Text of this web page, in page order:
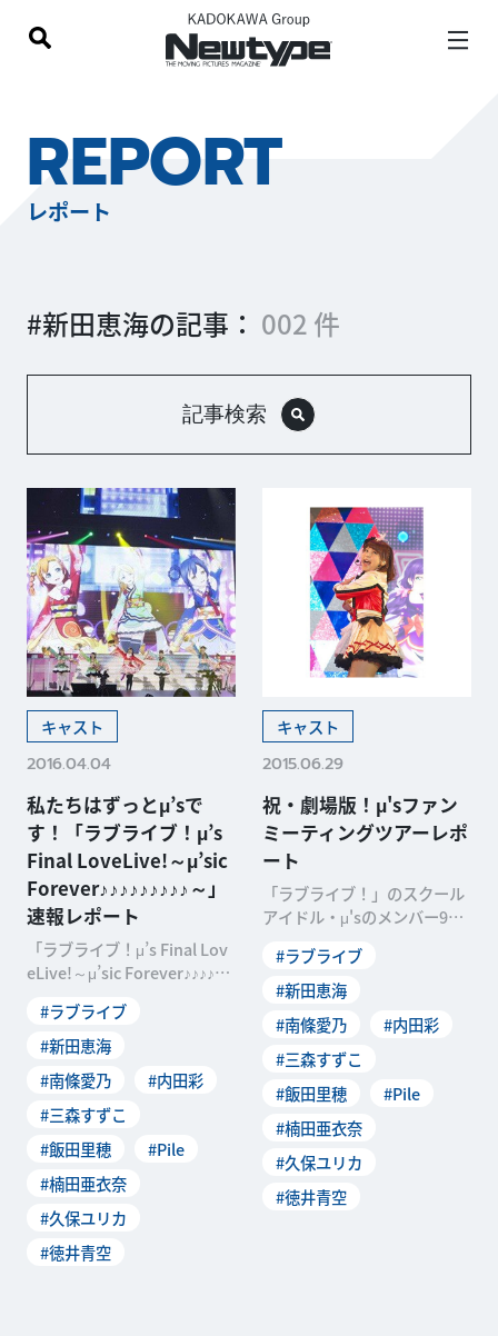
REPORT
レポート
#新田恵海の記事： 002 件
記事検索
キャスト
2016.04.04
私たちはずっとμ’sで
す！「ラブライブ！μ’s
Final LoveLive!～μ’sic
Forever♪♪♪♪♪♪♪♪♪～」
速報レポート
「ラブライブ！μ’s Final Lov
eLive!～μ’sic Forever♪♪♪♪♪♪
#ラブライブ
#新田恵海
#南條愛乃
#内田彩
#三森すずこ
#飯田里穂
#Pile
#楠田亜衣奈
#久保ユリカ
#徳井青空
キャスト
2015.06.29
祝・劇場版！μ'sファン
ミーティングツアーレポ
ート
「ラブライブ！」のスクール
アイドル・μ'sのメンバー9人
ント「μ's Fa
#ラブライブ
#新田恵海
#南條愛乃
#内田彩
#三森すずこ
#飯田里穂
#Pile
#楠田亜衣奈
#久保ユリカ
#徳井青空